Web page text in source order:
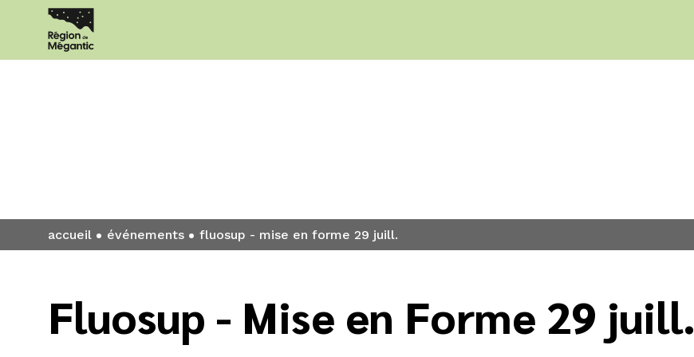
accueil événements fluosup - mise en forme 29 juill.
Fluosup - Mise en Forme 29 juill.